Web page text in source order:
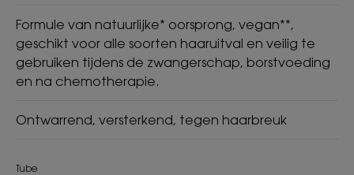
Formule van natuurlijke* oorsprong, vegan**,
geschikt voor alle soorten haaruitval en veilig te
gebruiken tijdens de zwangerschap, borstvoeding
en na chemotherapie.
Ontwarrend, versterkend, tegen haarbreuk
Tube